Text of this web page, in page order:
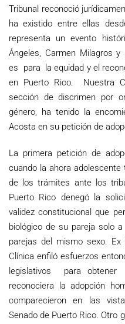
Tribunal reconoció
ha existido entre ellas
representa un evento
Ángeles, Carmen Milagros
es para la equidad y el
en Puerto Rico. Nuestra
sección de discrimen por
género, ha tenido la
Acosta en su petición de
La primera petición de
cuando la ahora
de los trámites ante los
Puerto Rico denegó la
validez constitucional que
biológico de su pareja solo
parejas del mismo sexo.
Clínica enfiló esfuerzos
legislativos para
reconociera la adopción
comparecieron en las
Senado de Puerto Rico. Otro